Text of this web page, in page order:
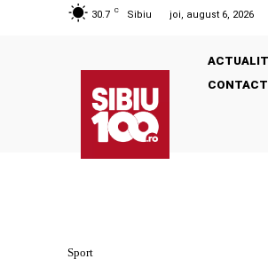
30.7 C Sibiu joi, august 6, 2026
CONTACT
Sport